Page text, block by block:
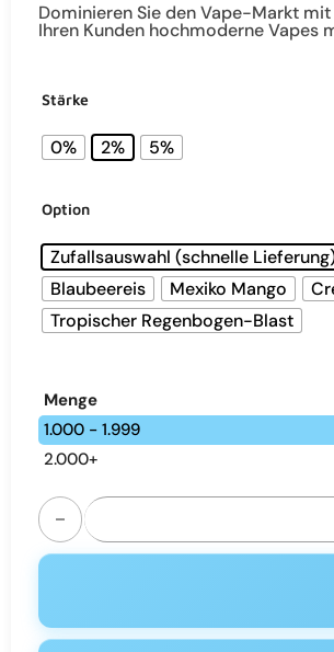
Dominieren Sie den Vape-Markt
Ihren Kunden hochmoderne Vapes
Stärke
0% 2% 5%
Option
Zufallsauswahl (schnelle
Blaubeereis
Mexiko Mango
Tropischer Regenbogen-Blast
Menge
1.000 - 1.999
2.000+
Bang Box Rocket 18000 Puffs